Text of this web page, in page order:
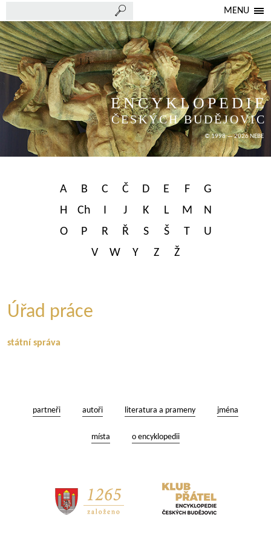
MENU
ENCYKLOPEDIE
ČESKÝCH BUDĚJOVIC
© 1998 — 2026 NEBE
A B C Č D E F
G
H
Ch I J K L M
N
O
P R Ř S Š T
U
V
W Y Z Ž
Úřad práce
státní správa
partneři autoři literatura a prameny jména
místa o encyklopedii